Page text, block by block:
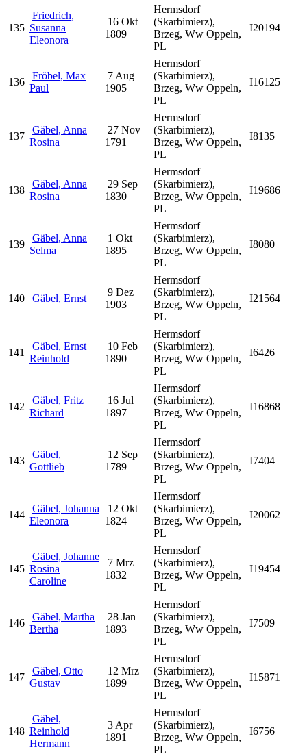
135
Friedrich,
Susanna
Eleonora
16 Okt
1809
Hermsdorf
(Skarbimierz),
Brzeg, Ww Oppeln,
PL
I20194
136
Fröbel, Max
Paul
7 Aug
1905
Hermsdorf
(Skarbimierz),
Brzeg, Ww Oppeln,
PL
I16125
137
Gäbel, Anna
Rosina
27 Nov
1791
Hermsdorf
(Skarbimierz),
Brzeg, Ww Oppeln,
PL
I8135
138
Gäbel, Anna
Rosina
29 Sep
1830
Hermsdorf
(Skarbimierz),
Brzeg, Ww Oppeln,
PL
I19686
139
Gäbel, Anna
Selma
1 Okt
1895
Hermsdorf
(Skarbimierz),
Brzeg, Ww Oppeln,
PL
I8080
140 Gäbel, Ernst
9 Dez
1903
Hermsdorf
(Skarbimierz),
Brzeg, Ww Oppeln,
PL
I21564
141
Gäbel, Ernst
Reinhold
10 Feb
1890
Hermsdorf
(Skarbimierz),
Brzeg, Ww Oppeln,
PL
I6426
142
Gäbel, Fritz
Richard
16 Jul
1897
Hermsdorf
(Skarbimierz),
Brzeg, Ww Oppeln,
PL
I16868
143
Gäbel,
Gottlieb
12 Sep
1789
Hermsdorf
(Skarbimierz),
Brzeg, Ww Oppeln,
PL
I7404
144
Gäbel, Johanna
Eleonora
12 Okt
1824
Hermsdorf
(Skarbimierz),
Brzeg, Ww Oppeln,
PL
I20062
145
Gäbel, Johanne
Rosina
Caroline
7 Mrz
1832
Hermsdorf
(Skarbimierz),
Brzeg, Ww Oppeln,
PL
I19454
146
Gäbel, Martha
Bertha
28 Jan
1893
Hermsdorf
(Skarbimierz),
Brzeg, Ww Oppeln,
PL
I7509
147
Gäbel, Otto
Gustav
12 Mrz
1899
Hermsdorf
(Skarbimierz),
Brzeg, Ww Oppeln,
PL
I15871
148
Gäbel,
Reinhold
Hermann
3 Apr
1891
Hermsdorf
(Skarbimierz),
Brzeg, Ww Oppeln,
PL
I6756